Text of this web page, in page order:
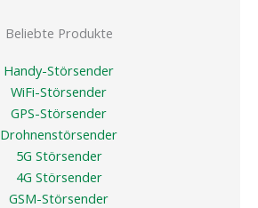
Beliebte Produkte
Handy-Störsender
WiFi-Störsender
GPS-Störsender
Drohnenstörsender
5G Störsender
4G Störsender
GSM-Störsender